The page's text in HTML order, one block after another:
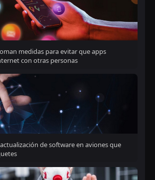
medidas para evitar que apps
con otras personas
de software en aviones que